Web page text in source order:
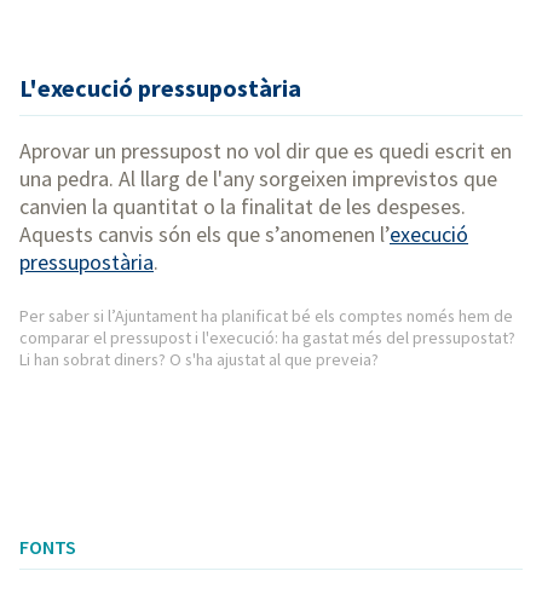
L'execució pressupostària
Aprovar un pressupost no vol dir que es quedi escrit en
una pedra. Al llarg de l'any sorgeixen imprevistos que
canvien la quantitat o la finalitat de les despeses.
Aquests canvis són els que s’anomenen l’execució
pressupostària.
Per saber si l’Ajuntament ha planificat bé els comptes només hem de
comparar el pressupost i l'execució: ha gastat més del pressupostat?
Li han sobrat diners? O s'ha ajustat al que preveia?
FONTS